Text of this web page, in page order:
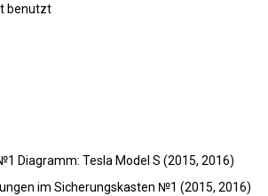
benutzt
im Sicherungskasten №1 (2015, 2016)